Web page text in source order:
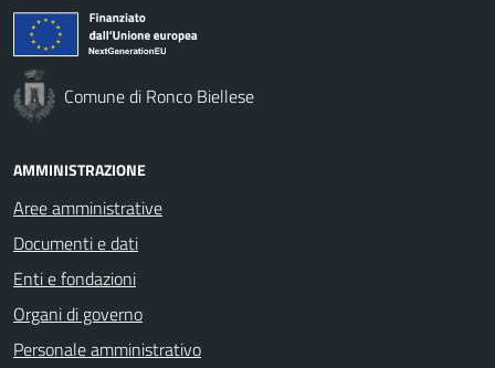
Comune di Ronco Biellese
AMMINISTRAZIONE
Aree amministrative
Documenti e dati
Enti e fondazioni
Organi di governo
Personale amministrativo